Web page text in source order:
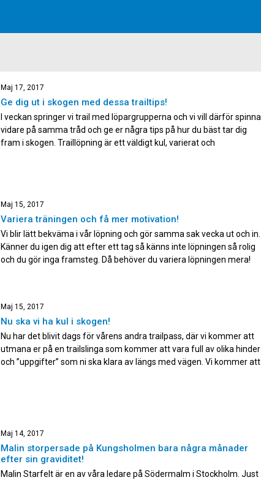
Maj 17, 2017
Ge dig ut i skogen med dessa trailtips!
I veckan springer vi trail med löpargrupperna och vi vill därför spinna
vidare på samma tråd och ge er några tips på hur du bäst tar dig
fram i skogen. Traillöpning är ett väldigt kul, varierat och
Maj 15, 2017
Variera träningen och få mer motivation!
Vi blir lätt bekväma i vår löpning och gör samma sak vecka ut och in.
Känner du igen dig att efter ett tag så känns inte löpningen så rolig
och du gör inga framsteg. Då behöver du variera löpningen mera!
Maj 15, 2017
Nu ska vi ha kul i skogen!
Nu har det blivit dags för vårens andra trailpass, där vi kommer att
utmana er på en trailslinga som kommer att vara full av olika hinder
och ”uppgifter” som ni ska klara av längs med vägen. Vi kommer att
Maj 14, 2017
Malin storpersade på Kungsholmen bara några månader
efter sin graviditet!
Malin Starfelt är en av våra ledare på Södermalm i Stockholm. Just